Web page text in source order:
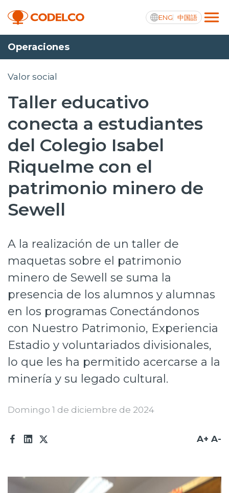
ENG 中国語
Transparencia activa
Sustentabilidad
Prensa
Trabaja en Codelco
Transparencia activa
Canales de denuncia
Proveedores
Acceso trabajadores/as
Operaciones
Valor social
Taller educativo
conecta a estudiantes
del Colegio Isabel
Riquelme con el
patrimonio minero de
Sewell
A la realización de un taller de
maquetas sobre el patrimonio
minero de Sewell se suma la
presencia de los alumnos y alumnas
en los programas Conectándonos
con Nuestro Patrimonio, Experiencia
Estadio y voluntariados divisionales,
lo que les ha permitido acercarse a la
minería y su legado cultural.
Domingo 1 de diciembre de 2024
A+ A-